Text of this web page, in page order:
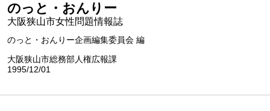
のっと・おんりー
大阪狭山市女性問題情報誌
のっと・おんりー企画編集委員会 編
大阪狭山市総務部人権広報課
1995/12/01